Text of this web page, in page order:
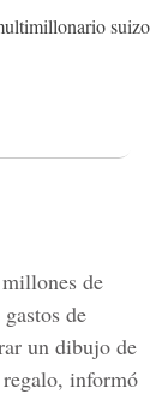
suizo
de
de
un dibujo de
informó